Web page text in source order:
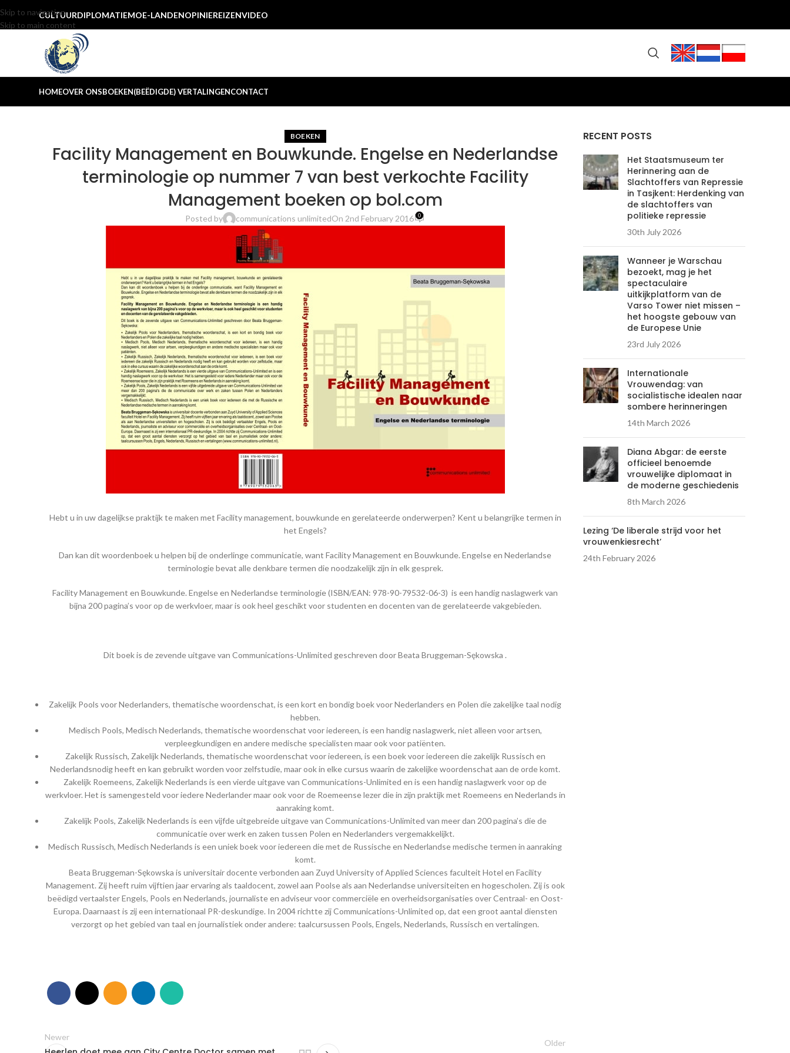
Skip to navigation
Skip to main content
CULTUURDIPLOMATIEMOE-LANDENOPINIEREIZENVIDEO
HOMEOVER ONSBOEKEN(BEËDIGDE) VERTALINGENCONTACT
BOEKEN
Facility Management en Bouwkunde. Engelse en Nederlandse
terminologie op nummer 7 van best verkochte Facility
Management boeken op bol.com
Posted by communications unlimitedOn 2nd February 2016 0
Hebt u in uw dagelijkse praktijk te maken met Facility management, bouwkunde en gerelateerde onderwerpen? Kent u belangrijke termen in
het Engels?
Dan kan dit woordenboek u helpen bij de onderlinge communicatie, want Facility Management en Bouwkunde. Engelse en Nederlandse
terminologie bevat alle denkbare termen die noodzakelijk zijn in elk gesprek.
Facility Management en Bouwkunde. Engelse en Nederlandse terminologie (ISBN/EAN: 978-90-79532-06-3) is een handig naslagwerk van
bijna 200 pagina’s voor op de werkvloer, maar is ook heel geschikt voor studenten en docenten van de gerelateerde vakgebieden.
Dit boek is de zevende uitgave van Communications-Unlimited geschreven door Beata Bruggeman-Sękowska .
Zakelijk Pools voor Nederlanders, thematische woordenschat, is een kort en bondig boek voor Nederlanders en Polen die zakelijke taal nodig
hebben.
Medisch Pools, Medisch Nederlands, thematische woordenschat voor iedereen, is een handig naslagwerk, niet alleen voor artsen,
verpleegkundigen en andere medische specialisten maar ook voor patiënten.
Zakelijk Russisch, Zakelijk Nederlands, thematische woordenschat voor iedereen, is een boek voor iedereen die zakelijk Russisch en
Nederlandsnodig heeft en kan gebruikt worden voor zelfstudie, maar ook in elke cursus waarin de zakelijke woordenschat aan de orde komt.
Zakelijk Roemeens, Zakelijk Nederlands is een vierde uitgave van Communications-Unlimited en is een handig naslagwerk voor op de
werkvloer. Het is samengesteld voor iedere Nederlander maar ook voor de Roemeense lezer die in zijn praktijk met Roemeens en Nederlands in
aanraking komt.
Zakelijk Pools, Zakelijk Nederlands is een vijfde uitgebreide uitgave van Communications-Unlimited van meer dan 200 pagina’s die de
communicatie over werk en zaken tussen Polen en Nederlanders vergemakkelijkt.
Medisch Russisch, Medisch Nederlands is een uniek boek voor iedereen die met de Russische en Nederlandse medische termen in aanraking
komt.
Beata Bruggeman-Sękowska is universitair docente verbonden aan Zuyd University of Applied Sciences faculteit Hotel en Facility
Management. Zij heeft ruim vijftien jaar ervaring als taaldocent, zowel aan Poolse als aan Nederlandse universiteiten en hogescholen. Zij is ook
beëdigd vertaalster Engels, Pools en Nederlands, journaliste en adviseur voor commerciële en overheidsorganisaties over Centraal- en Oost-
Europa. Daarnaast is zij een internationaal PR-deskundige. In 2004 richtte zij Communications-Unlimited op, dat een groot aantal diensten
verzorgt op het gebied van taal en journalistiek onder andere: taalcursussen Pools, Engels, Nederlands, Russisch en vertalingen.
Newer
Older
RECENT POSTS
Het Staatsmuseum ter
Herinnering aan de
Slachtoffers van Repressie
in Tasjkent: Herdenking van
de slachtoffers van
politieke repressie
30th July 2026
Wanneer je Warschau
bezoekt, mag je het
spectaculaire
uitkijkplatform van de
Varso Tower niet missen –
het hoogste gebouw van
de Europese Unie
23rd July 2026
Internationale
Vrouwendag: van
socialistische idealen naar
sombere herinneringen
14th March 2026
Diana Abgar: de eerste
officieel benoemde
vrouwelijke diplomaat in
de moderne geschiedenis
8th March 2026
Lezing ‘De liberale strijd voor het
vrouwenkiesrecht’
24th February 2026